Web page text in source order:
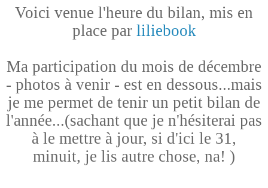
Voici venue l'heure du bilan, mis en
place par liliebook
Ma participation du mois de décembre
- photos à venir - est en dessous...mais
je me permet de tenir un petit bilan de
l'année...(sachant que je n'hésiterai pas
à le mettre à jour, si d'ici le 31,
minuit, je lis autre chose, na! )